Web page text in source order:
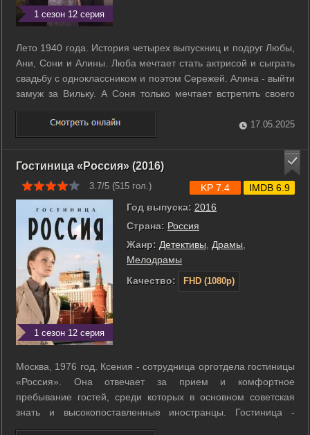
1 сезон 12 серия
Лето 1940 года. История четырех выпускниц и подруг Любы,
Ани, Сони и Алины. Люба мечтает стать актрисой и сыграть
свадьбу с одноклассником и поэтом Сережей. Алина - выйти
замуж за Вильку. А Соня только мечтает встретить своего
возлюбленного - умного, начитанного, интересного, и
всячески избегает по уши влюблённого в неё Осю. У Ани
свои тайные ...
17.05.2025
Гостиница «Россия» (2016)
3.7/5 (515 гол.)
1 сезон 12 серия
Год выпуска: 2016
Страна: Россия
Жанр: Детективы Драмы
Мелодрамы
Качество:
FHD (1080p)
KP 7.4 IMDB 6.9
Москва, 1976 год. Ксения - сотрудница орготдела гостиницы
«Россия». Она отвечает за прием и комфортное
пребывание гостей, среди которых в основном советская
знать и высокопоставленные иностранцы. Гостиница -
целый мир, не похожий на обыденную советскую